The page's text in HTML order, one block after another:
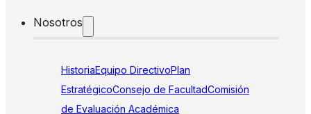
Nosotros
HistoriaEquipo DirectivoPlan
EstratégicoConsejo de FacultadComisión
de Evaluación Académica